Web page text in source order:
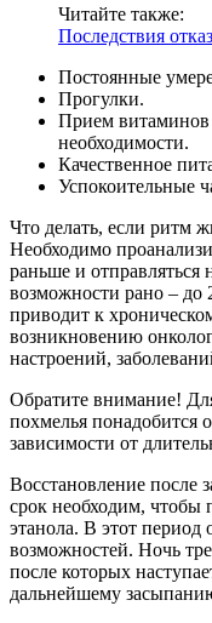
Читайте также:
Последствия
Постоянные
Прогулки.
Прием витаминов
необходимости.
Качественное
Успокоительные
Что делать, если ритм
Необходимо
раньше и
возможности рано – до
приводит к
возникновению
настроений,
Обратите внимание!
похмелья понадобится
зависимости от
Восстановление после
срок необходим, чтобы
этанола. В этот период
возможностей. Ночь
после которых
дальнейшему